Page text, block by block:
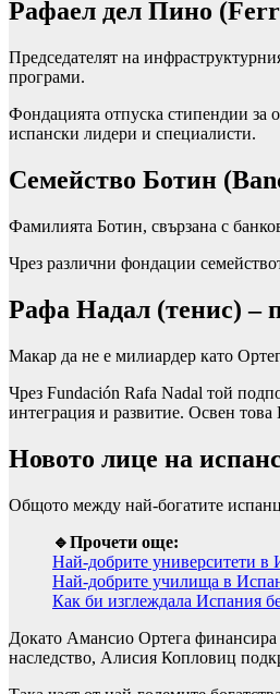
Рафаел дел Пино
Председателят на
програми.
Фондацията отпуска стипендии за
испански лидери и специалисти.
Семейство Ботин
Фамилията Ботин, свързана с
Чрез различни фондации
Рафа Надал (тенис) –
Макар да не е милиардер като
Чрез Fundación Rafa Nadal той
интеграция и развитие. Освен
Новото лице на
Общото между най-богатите
🔹Прочети още:
Най-добрите университети в
Най-добрите училища в
Как би изглеждала Испания
Докато Амансио Ортега финансира
наследство, Алисия Копловиц